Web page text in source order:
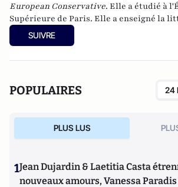
European Conservative. Elle a étudié à
Supérieure de Paris. Elle a enseigné la
civilisation françaises à Harvard et a
Histoire à la Sorbonne. Elle est l'auteur de
SUIVRE
POPULAIRES 24
PLUS LUS
1Jean Dujardin & Laetitia Casta
nouveaux amours, Vanessa